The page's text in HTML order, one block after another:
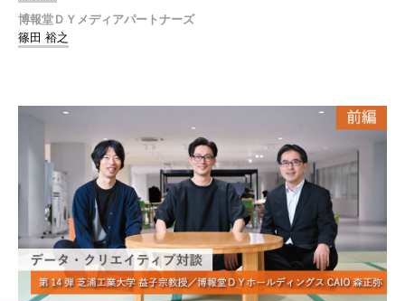
博報堂ＤＹメディアパートナーズ
篠田 裕之